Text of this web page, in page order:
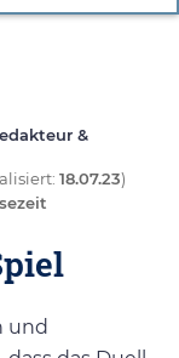
&
18.07.23)
und